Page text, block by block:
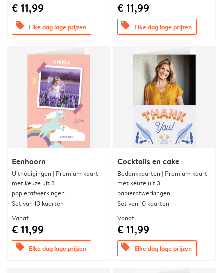
€ 11,99
offers Elke dag lage prijzen
€ 11,99
offers Elke dag lage prijzen
Eenhoorn
Uitnodigingen | Premium kaart
met keuze uit 3
papierafwerkingen
Set van 10 kaarten
Vanaf
€ 11,99
offers Elke dag lage prijzen
Cocktails en cake
Bedankkaarten | Premium kaart
met keuze uit 3
papierafwerkingen
Set van 10 kaarten
Vanaf
€ 11,99
offers Elke dag lage prijzen